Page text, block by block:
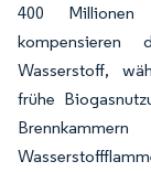
400 Millionen
kompensieren
Wasserstoff,
frühe